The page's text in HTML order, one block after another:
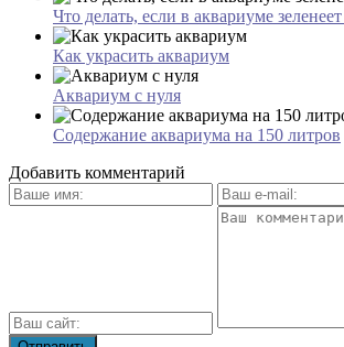
Что делать, если в аквариуме
Как украсить аквариум
Аквариум с нуля
Содержание аквариума на 150 литров
Добавить комментарий